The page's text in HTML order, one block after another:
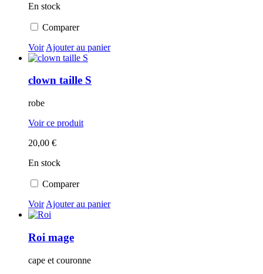
En stock
Comparer
Voir Ajouter au panier
clown taille S
robe
Voir ce produit
20,00 €
En stock
Comparer
Voir Ajouter au panier
Roi mage
cape et couronne